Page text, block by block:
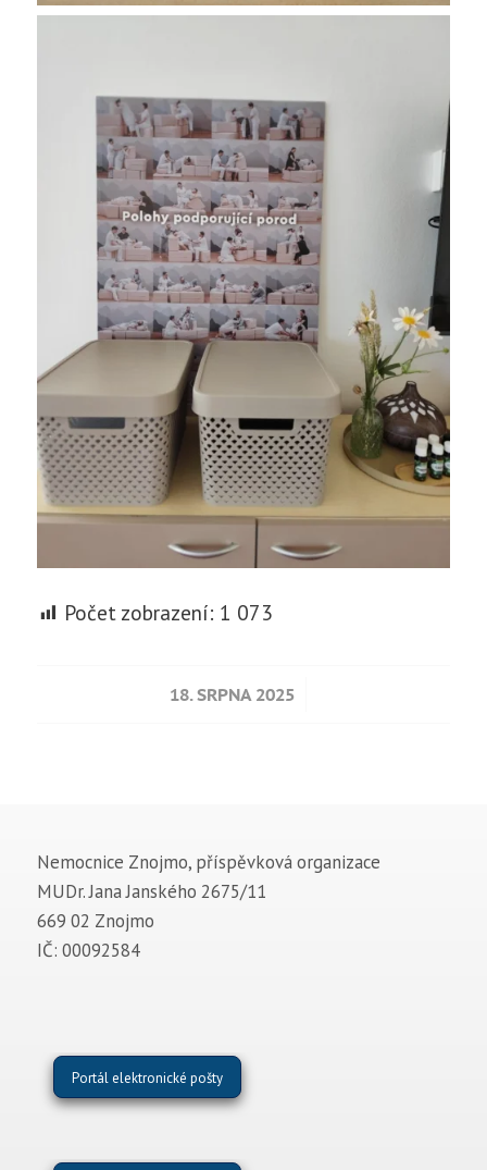
Počet zobrazení: 1 073
18. SRPNA 2025
/
Nemocnice Znojmo, příspěvková organizace
MUDr. Jana Janského 2675/11
669 02 Znojmo
IČ: 00092584
Portál elektronické pošty